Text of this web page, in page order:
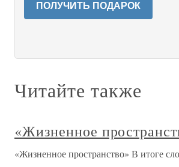
ПОЛУЧИТЬ ПОДАРОК
Читайте также
«Жизненное
«Жизненное пространство» В итоге